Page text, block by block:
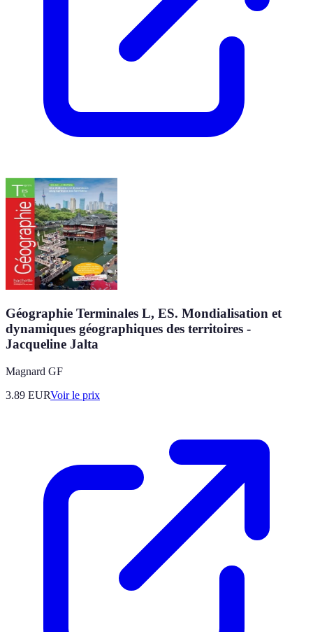
Géographie Terminales L, ES. Mondialisation et
dynamiques géographiques des territoires -
Jacqueline Jalta
Magnard GF
3.89 EURVoir le prix